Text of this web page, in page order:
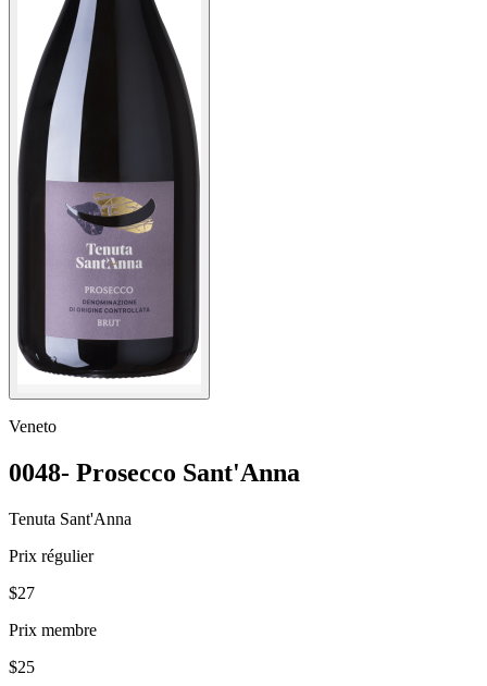
Veneto
0048- Prosecco Sant'Anna
Tenuta Sant'Anna
Prix régulier
$27
Prix membre
$25